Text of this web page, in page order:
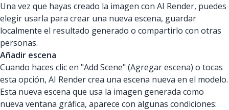
Una vez que hayas creado la imagen con AI Render, puedes
elegir usarla para crear una nueva escena, guardar
localmente el resultado generado o compartirlo con otras
personas.
Añadir escena
Cuando haces clic en "Add Scene" (Agregar escena) o tocas
esta opción, AI Render crea una escena nueva en el modelo.
Esta nueva escena que usa la imagen generada como
nueva ventana gráfica, aparece con algunas condiciones: